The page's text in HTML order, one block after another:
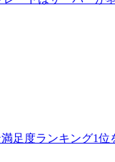
足度ランキング1位